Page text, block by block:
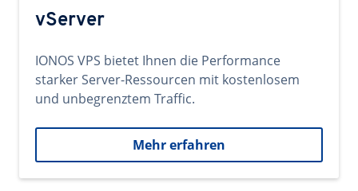
vServer
IONOS VPS bietet Ihnen die Performance
starker Server-Ressourcen mit kostenlosem
und unbegrenztem Traffic.
Mehr erfahren